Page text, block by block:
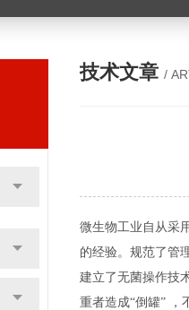
技术文章 /
微生物工业自从采
的经验。规范了管
建立了无菌操作技
重者造成“倒罐” ，